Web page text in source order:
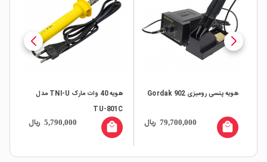
هویه پنسی رومیزی 902 Gordak
79,700,000 ریال local_mall
هویه 40 وات مارک TNI-U مدل
TU-801C
5,790,000 ریال local_mall